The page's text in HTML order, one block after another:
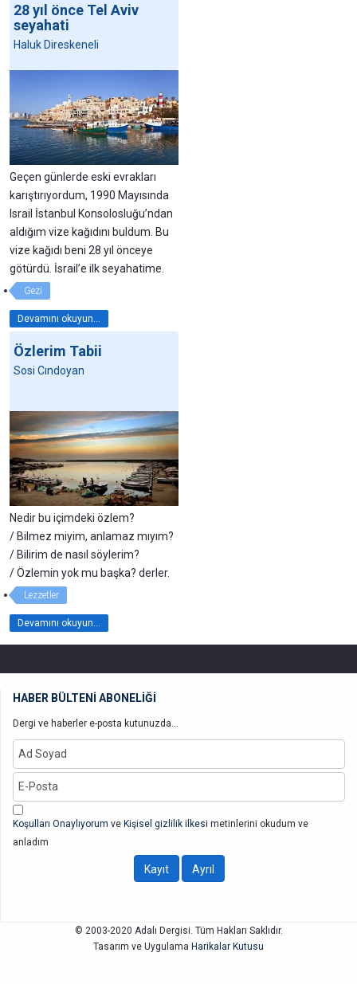
28 yıl önce Tel Aviv
seyahati
Haluk Direskeneli
Geçen günlerde eski evrakları
karıştırıyordum, 1990 Mayısında
Israil İstanbul Konsolosluğu’ndan
aldığım vize kağıdını buldum. Bu
vize kağıdı beni 28 yıl önceye
götürdü. İsrail’e ilk seyahatime.
Gezi
Devamını okuyun...
Özlerim Tabii
Sosi Cındoyan
Nedir bu içimdeki özlem?
/ Bilmez miyim, anlamaz mıyım?
/ Bilirim de nasıl söylerim?
/ Özlemin yok mu başka? derler.
Lezzetler
Devamını okuyun...
HABER BÜLTENİ ABONELİĞİ
Dergi ve haberler e-posta kutunuzda...
Koşulları Onaylıyorum ve Kişisel gizlilik ilkesi metinlerini okudum ve
anladım
© 2003-2020 Adalı Dergisi. Tüm Hakları Saklıdır.
Tasarım ve Uygulama Harikalar Kutusu